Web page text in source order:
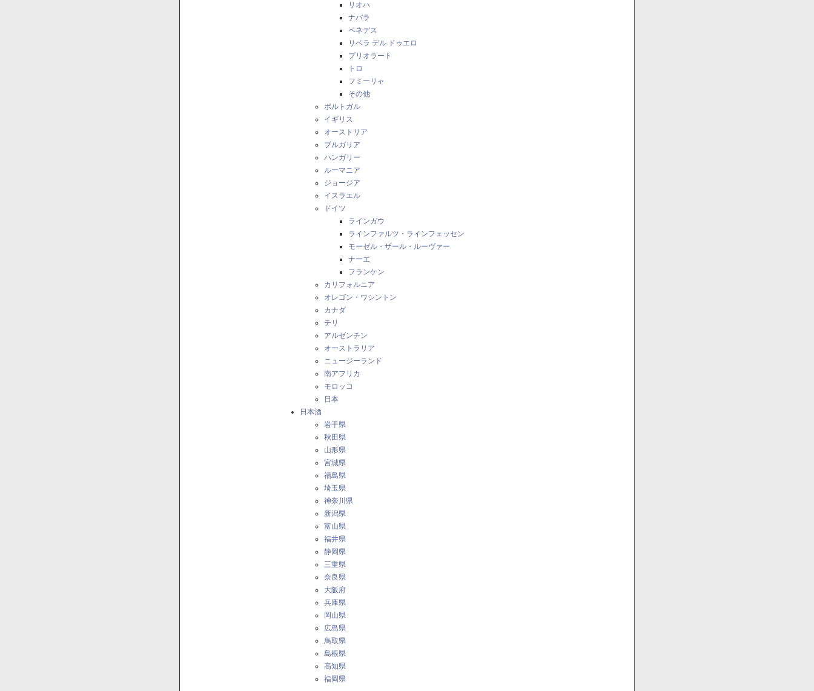
リオハ
ナバラ
ペネデス
リベラ デル ドゥエロ
プリオラート
トロ
フミーリャ
その他
ポルトガル
イギリス
オーストリア
ブルガリア
ハンガリー
ルーマニア
ジョージア
イスラエル
ドイツ
ラインガウ
ラインファルツ・ラインフェッセン
モーゼル・ザール・ルーヴァー
ナーエ
フランケン
カリフォルニア
オレゴン・ワシントン
カナダ
チリ
アルゼンチン
オーストラリア
ニュージーランド
南アフリカ
モロッコ
日本
日本酒
岩手県
秋田県
山形県
宮城県
福島県
埼玉県
神奈川県
新潟県
富山県
福井県
静岡県
三重県
奈良県
大阪府
兵庫県
岡山県
広島県
鳥取県
島根県
高知県
福岡県